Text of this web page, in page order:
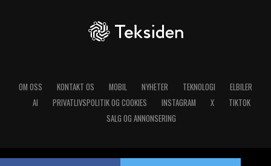
OM OSS KONTAKT OS MOBIL NYHETER TEKNOLOGI
ELBILER
AI
PRIVATLIVSPOLITIK OG COOKIES INSTAGRAM X
TIKTOK
SALG OG ANNONSERING